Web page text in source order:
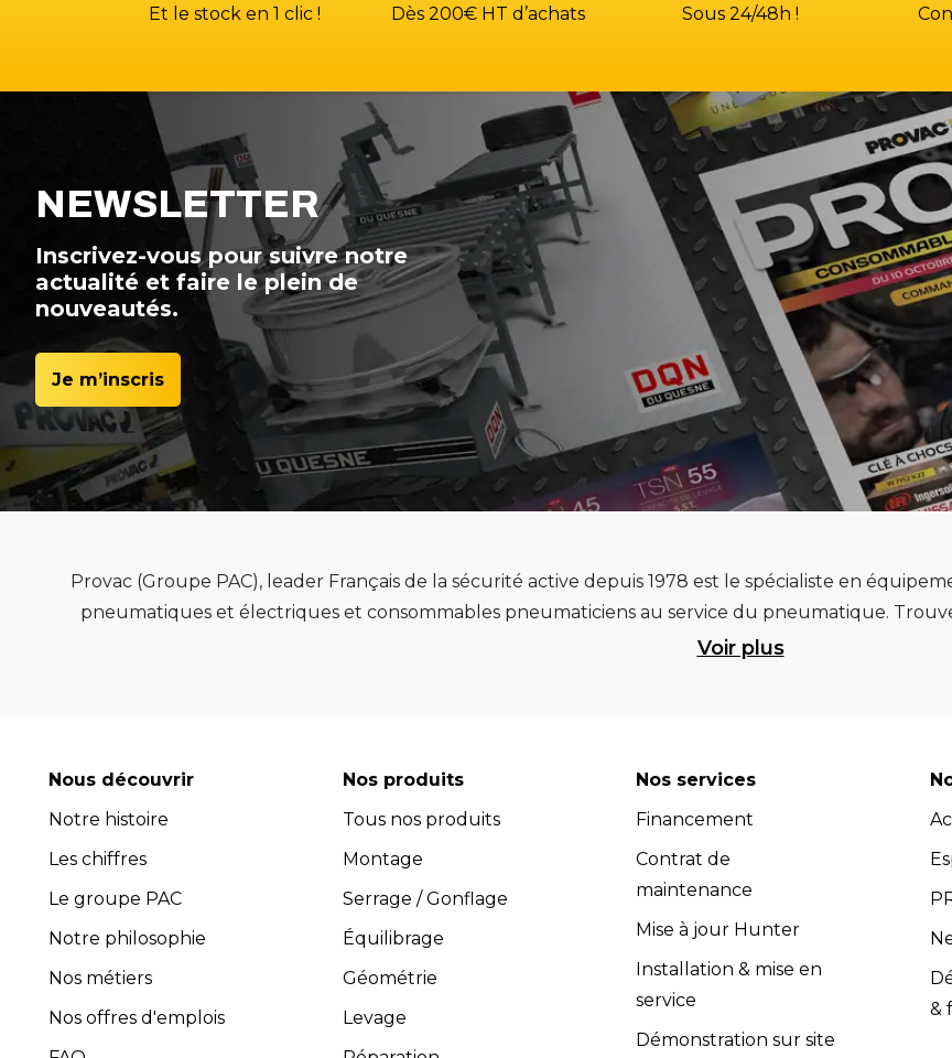
Et le stock en 1 clic ! Dès 200€ HT d’achats Sous 24/48h !
NEWSLETTER
Inscrivez-vous pour suivre notre
actualité et faire le plein de
nouveautés.
Je m’inscris
Provac (Groupe PAC), leader Français de la sécurité active depuis 1978 est le spécialiste en
pneumatiques et électriques et consommables pneumaticiens au service du pneumatique.
de qualité, de pérennité et d’avance technologique pour que la roue
optimiser l'efficacité et la productivité de votre atelier. Retrouvez une sélection de marques
Avec plus de 45 ans d’expérience, PROVAC dispose d’un service après-vente efficace et
l’installation et la maintenance des équipements (contrats de maintenance, extensions de
composée de professionnels expérimentés et compétents dans le domaine de l'équipement de
guider dans le choix des équipements les plus adaptés à vos besoins spécifiques. Les équipes
fournir un soutien technique et répondre à toutes vos
Provac accorde une grande importance à la
Toutes les activités, y compris l’installation et la maintenance, sont conformes aux
Voir plus
Nous découvrir
Notre histoire
Les chiffres
Le groupe PAC
Notre philosophie
Nos métiers
Nos offres d'emplois
Nos produits
Tous nos produits
Montage
Serrage / Gonflage
Équilibrage
Géométrie
Levage
Nos services
Financement
Contrat de
maintenance
Mise à jour Hunter
Installation & mise en
service
Démonstration sur site
&